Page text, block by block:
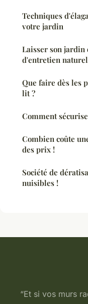
Techniques
votre jardin
Laisser son jardin
d'entretien
Que faire dès les
lit ?
Comment
Combien coûte
des prix !
Société de
nuisibles !
“Et si vos murs